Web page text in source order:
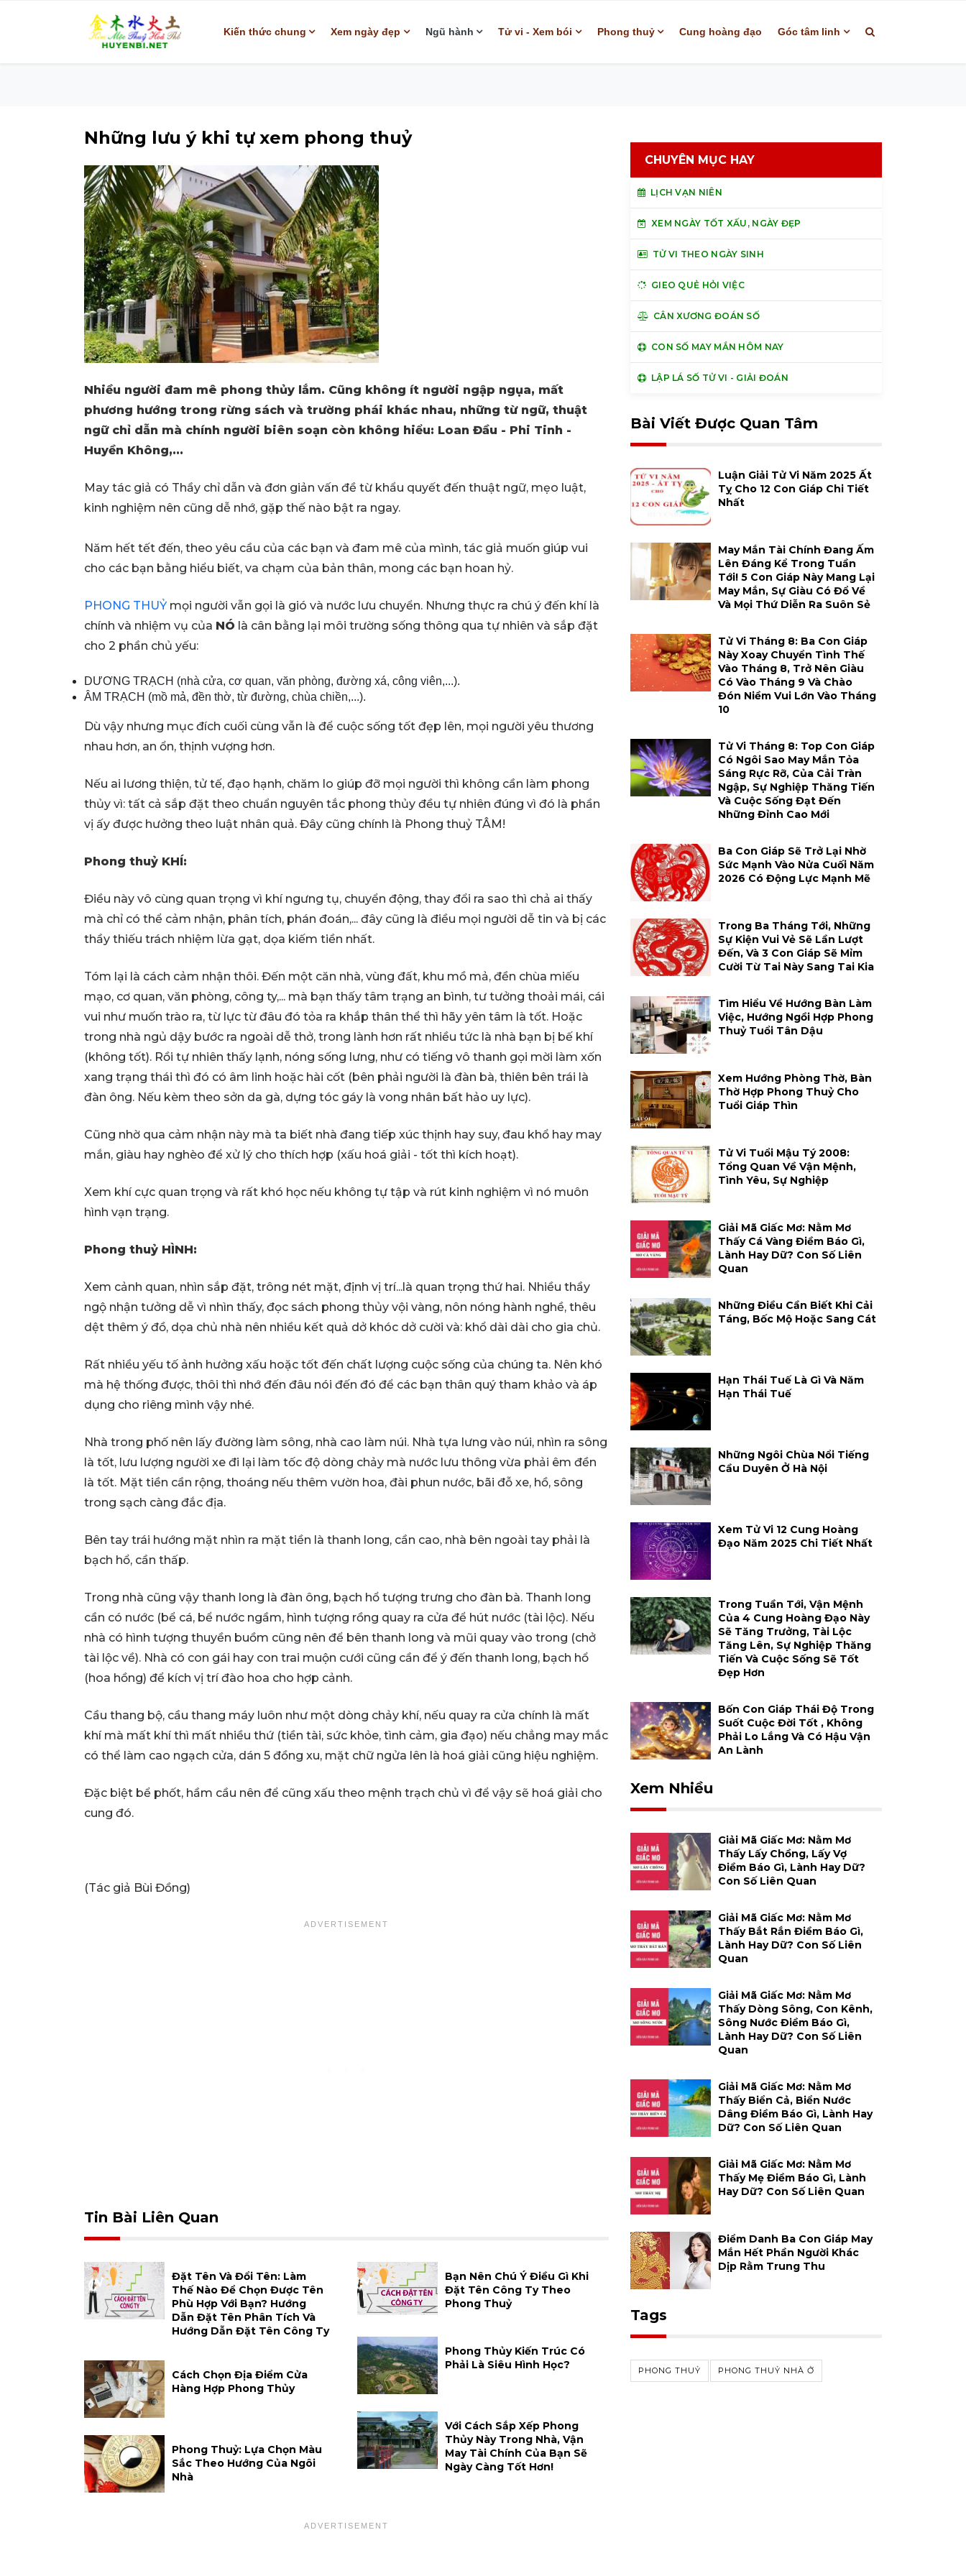
Kiến thức chung Xem ngày đẹp Ngũ hành Tử vi - Xem bói Phong thuỷ Cung hoàng đạo Góc tâm linh
Những lưu ý khi tự xem phong thuỷ
Nhiều người đam mê phong thủy lắm. Cũng không ít người ngập ngụa, mất
phương hướng trong rừng sách và trường phái khác nhau, những từ ngữ, thuật
ngữ chỉ dẫn mà chính người biên soạn còn không hiểu: Loan Đầu - Phi Tinh -
Huyền Không,...
May tác giả có Thầy chỉ dẫn và đơn giản vấn đề từ khẩu quyết đến thuật ngữ, mẹo luật,
kinh nghiệm nên cũng dễ nhớ, gặp thế nào bật ra ngay.
Năm hết tết đến, theo yêu cầu của các bạn và đam mê của mình, tác giả muốn giúp vui
cho các bạn bằng hiểu biết, va chạm của bản thân, mong các bạn hoan hỷ.
PHONG THUỶ mọi người vẫn gọi là gió và nước lưu chuyển. Nhưng thực ra chú ý đến khí là
chính và nhiệm vụ của NÓ là cân bằng lại môi trường sống thông qua tự nhiên và sắp đặt
cho 2 phần chủ yếu:
DƯƠNG TRẠCH (nhà cửa, cơ quan, văn phòng, đường xá, công viên,...).
ÂM TRẠCH (mồ mả, đền thờ, từ đường, chùa chiền,...).
Dù vậy nhưng mục đích cuối cùng vẫn là để cuộc sống tốt đẹp lên, mọi người yêu thương
nhau hơn, an ổn, thịnh vượng hơn.
Nếu ai lương thiện, tử tế, đạo hạnh, chăm lo giúp đỡ mọi người thì không cần làm phong
thủy vì: tất cả sắp đặt theo chuẩn nguyên tắc phong thủy đều tự nhiên đúng vì đó là phần
vị ấy được hưởng theo luật nhân quả. Đây cũng chính là Phong thuỷ TÂM!
Phong thuỷ KHÍ:
Điều này vô cùng quan trọng vì khí ngưng tụ, chuyển động, thay đổi ra sao thì chả ai thấy
mà chỉ có thể cảm nhận, phân tích, phán đoán,... đây cũng là điều mọi người dễ tin và bị các
thầy thiếu trách nhiệm lừa gạt, dọa kiếm tiền nhất.
Tóm lại là cách cảm nhận thôi. Đến một căn nhà, vùng đất, khu mồ mả, đền chùa miếu
mạo, cơ quan, văn phòng, công ty,... mà bạn thấy tâm trạng an bình, tư tưởng thoải mái, cái
vui như muốn trào ra, từ lực từ đâu đó tỏa ra khắp thân thể thì hãy yên tâm là tốt. Hoặc
trong nhà ngủ dậy bước ra ngoài dễ thở, trong lành hơn rất nhiều tức là nhà bạn bị bế khí
(không tốt). Rồi tự nhiên thấy lạnh, nóng sống lưng, như có tiếng vô thanh gọi mời làm xốn
xang trạng thái thì đó có âm linh hoặc hài cốt (bên phải người là đàn bà, thiên bên trái là
đàn ông. Nếu kèm theo sởn da gà, dựng tóc gáy là vong nhân bất hảo uy lực).
Cũng nhờ qua cảm nhận này mà ta biết nhà đang tiếp xúc thịnh hay suy, đau khổ hay may
mắn, giàu hay nghèo để xử lý cho thích hợp (xấu hoá giải - tốt thì kích hoạt).
Xem khí cực quan trọng và rất khó học nếu không tự tập và rút kinh nghiệm vì nó muôn
hình vạn trạng.
Phong thuỷ HÌNH:
Xem cảnh quan, nhìn sắp đặt, trông nét mặt, định vị trí...là quan trọng thứ hai. Nhiều thầy
ngộ nhận tưởng dễ vì nhìn thấy, đọc sách phong thủy vội vàng, nôn nóng hành nghề, thêu
dệt thêm ý đồ, dọa chủ nhà nên nhiều kết quả dở khóc dở cười và: khổ dài dài cho gia chủ.
Rất nhiều yếu tố ảnh hưởng xấu hoặc tốt đến chất lượng cuộc sống của chúng ta. Nên khó
mà hệ thống được, thôi thì nhớ đến đâu nói đến đó để các bạn thân quý tham khảo và áp
dụng cho riêng mình vậy nhé.
Nhà trong phố nên lấy đường làm sông, nhà cao làm núi. Nhà tựa lưng vào núi, nhìn ra sông
là tốt, lưu lượng người xe đi lại làm tốc độ dòng chảy mà nước lưu thông vừa phải êm đền
là tốt. Mặt tiền cần rộng, thoáng nếu thêm vườn hoa, đài phun nước, bãi đỗ xe, hồ, sông
trong sạch càng đắc địa.
Bên tay trái hướng mặt nhìn ra mặt tiền là thanh long, cần cao, nhà bên ngoài tay phải là
bạch hổ, cần thấp.
Trong nhà cũng vậy thanh long là đàn ông, bạch hổ tượng trưng cho đàn bà. Thanh long
cần có nước (bể cá, bể nước ngầm, hình tượng rồng quay ra cửa để hút nước (tài lộc). Nếu
nhà có hình tượng thuyền buồm cũng nên để bên thanh long và mũi quay vào trong (chở
tài lộc về). Nhà có con gái hay con trai muộn cưới cũng cần để ý đến thanh long, bạch hổ
(hoa hồng) để kích vị trí đào hoa cho hợp cảnh.
Cầu thang bộ, cầu thang máy luôn như một dòng chảy khí, nếu quay ra cửa chính là mất
khí mà mất khí thì mất nhiều thứ (tiền tài, sức khỏe, tình cảm, gia đạo) nếu chẳng may mắc
có thể làm cao ngạch cửa, dán 5 đồng xu, mặt chữ ngửa lên là hoá giải cũng hiệu nghiệm.
Đặc biệt bể phốt, hầm cầu nên để cũng xấu theo mệnh trạch chủ vì để vậy sẽ hoá giải cho
cung đó.
(Tác giả Bùi Đồng)
Tin Bài Liên Quan
Đặt Tên Và Đổi Tên: Làm
Thế Nào Để Chọn Được Tên
Phù Hợp Với Bạn? Hướng
Dẫn Đặt Tên Phân Tích Và
Hướng Dẫn Đặt Tên Công Ty
Cách Chọn Địa Điểm Cửa
Hàng Hợp Phong Thủy
Phong Thuỷ: Lựa Chọn Màu
Sắc Theo Hướng Của Ngôi
Nhà
Bạn Nên Chú Ý Điều Gì Khi
Đặt Tên Công Ty Theo
Phong Thuỷ
Phong Thủy Kiến Trúc Có
Phải Là Siêu Hình Học?
Với Cách Sắp Xếp Phong
Thủy Này Trong Nhà, Vận
May Tài Chính Của Bạn Sẽ
Ngày Càng Tốt Hơn!
CHUYÊN MỤC HAY
LỊCH VẠN NIÊN
XEM NGÀY TỐT XẤU, NGÀY ĐẸP
TỬ VI THEO NGÀY SINH
GIEO QUẺ HỎI VIỆC
CÂN XƯƠNG ĐOÁN SỐ
CON SỐ MAY MẮN HÔM NAY
LẬP LÁ SỐ TỬ VI - GIẢI ĐOÁN
Bài Viết Được Quan Tâm
Luận Giải Tử Vi Năm 2025 Ất
Tỵ Cho 12 Con Giáp Chi Tiết
Nhất
May Mắn Tài Chính Đang Ấm
Lên Đáng Kể Trong Tuần
Tới! 5 Con Giáp Này Mang Lại
May Mắn, Sự Giàu Có Đổ Về
Và Mọi Thứ Diễn Ra Suôn Sẻ
Tử Vi Tháng 8: Ba Con Giáp
Này Xoay Chuyển Tình Thế
Vào Tháng 8, Trở Nên Giàu
Có Vào Tháng 9 Và Chào
Đón Niềm Vui Lớn Vào Tháng
10
Tử Vi Tháng 8: Top Con Giáp
Có Ngôi Sao May Mắn Tỏa
Sáng Rực Rỡ, Của Cải Tràn
Ngập, Sự Nghiệp Thăng Tiến
Và Cuộc Sống Đạt Đến
Những Đỉnh Cao Mới
Ba Con Giáp Sẽ Trở Lại Nhờ
Sức Mạnh Vào Nửa Cuối Năm
2026 Có Động Lực Mạnh Mẽ
Trong Ba Tháng Tới, Những
Sự Kiện Vui Vẻ Sẽ Lần Lượt
Đến, Và 3 Con Giáp Sẽ Mỉm
Cười Từ Tai Này Sang Tai Kia
Tìm Hiểu Về Hướng Bàn Làm
Việc, Hướng Ngồi Hợp Phong
Thuỷ Tuổi Tân Dậu
Xem Hướng Phòng Thờ, Bàn
Thờ Hợp Phong Thuỷ Cho
Tuổi Giáp Thìn
Tử Vi Tuổi Mậu Tý 2008:
Tổng Quan Về Vận Mệnh,
Tình Yêu, Sự Nghiệp
Giải Mã Giấc Mơ: Nằm Mơ
Thấy Cá Vàng Điềm Báo Gì,
Lành Hay Dữ? Con Số Liên
Quan
Những Điều Cần Biết Khi Cải
Táng, Bốc Mộ Hoặc Sang Cát
Hạn Thái Tuế Là Gì Và Năm
Hạn Thái Tuế
Những Ngôi Chùa Nổi Tiếng
Cầu Duyên Ở Hà Nội
Xem Tử Vi 12 Cung Hoàng
Đạo Năm 2025 Chi Tiết Nhất
Trong Tuần Tới, Vận Mệnh
Của 4 Cung Hoàng Đạo Này
Sẽ Tăng Trưởng, Tài Lộc
Tăng Lên, Sự Nghiệp Thăng
Tiến Và Cuộc Sống Sẽ Tốt
Đẹp Hơn
Bốn Con Giáp Thái Độ Trong
Suốt Cuộc Đời Tốt , Không
Phải Lo Lắng Và Có Hậu Vận
An Lành
Xem Nhiều
Giải Mã Giấc Mơ: Nằm Mơ
Thấy Lấy Chồng, Lấy Vợ
Điềm Báo Gì, Lành Hay Dữ?
Con Số Liên Quan
Giải Mã Giấc Mơ: Nằm Mơ
Thấy Bắt Rắn Điềm Báo Gì,
Lành Hay Dữ? Con Số Liên
Quan
Giải Mã Giấc Mơ: Nằm Mơ
Thấy Dòng Sông, Con Kênh,
Sông Nước Điềm Báo Gì,
Lành Hay Dữ? Con Số Liên
Quan
Giải Mã Giấc Mơ: Nằm Mơ
Thấy Biển Cả, Biển Nước
Dâng Điềm Báo Gì, Lành Hay
Dữ? Con Số Liên Quan
Giải Mã Giấc Mơ: Nằm Mơ
Thấy Mẹ Điềm Báo Gì, Lành
Hay Dữ? Con Số Liên Quan
Điểm Danh Ba Con Giáp May
Mắn Hết Phần Người Khác
Dịp Rằm Trung Thu
Tags
PHONG THUỶ PHONG THUỶ NHÀ Ở